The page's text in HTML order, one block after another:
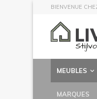
BIENVENUE
MEUBLES
MARQUES